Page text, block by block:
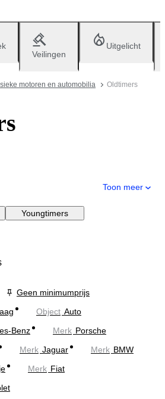
Veilingen
Uitgelicht
motoren en automobilia Oldtimers
Toon meer
Youngtimers
Geen minimumprijs
Object Auto
Benz Merk Porsche
Merk Jaguar Merk BMW
Merk Fiat